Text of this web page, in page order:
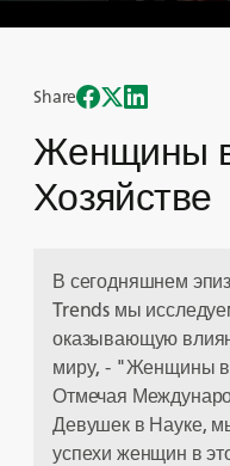
Женщины
Хозяйстве
Share
В сегодняшнем
Trends мы
оказывающую
миру, - "Женщины в
Отмечая
Девушек в Науке,
успехи женщин в